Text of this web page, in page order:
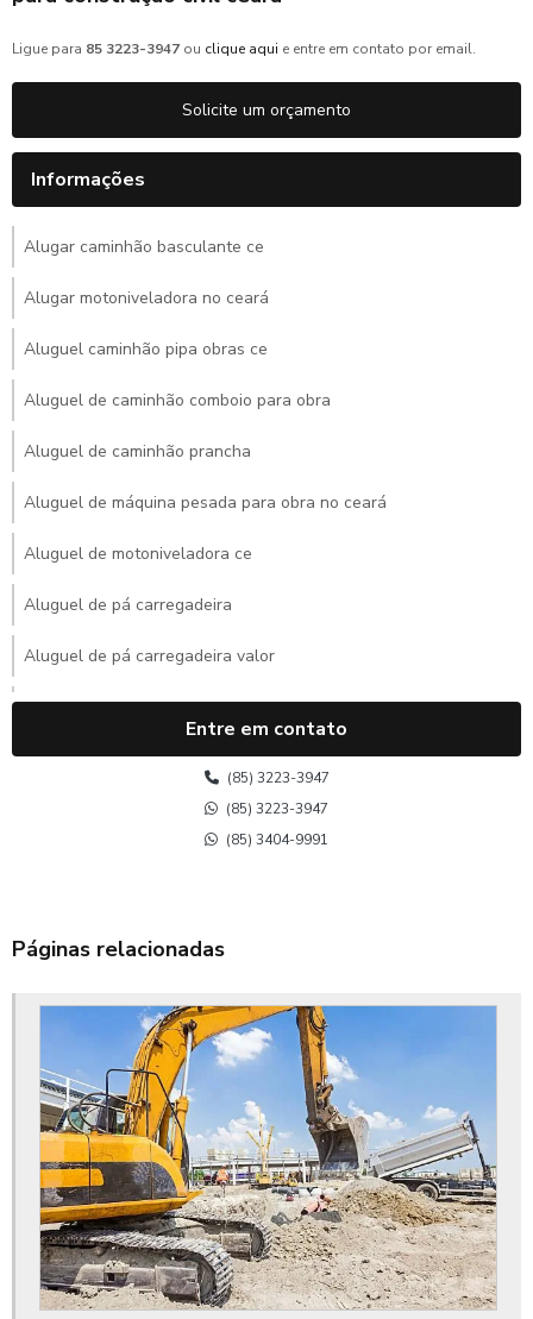
Ligue para 85 3223-3947 ou clique aqui e entre em contato por email.
Solicite um orçamento
Informações
Alugar caminhão basculante ce
Alugar motoniveladora no ceará
Aluguel caminhão pipa obras ce
Aluguel de caminhão comboio para obra
Aluguel de caminhão prancha
Aluguel de máquina pesada para obra no ceará
Aluguel de motoniveladora ce
Aluguel de pá carregadeira
Aluguel de pá carregadeira valor
Aluguel de retroescavadeira
Aluguel de retroescavadeira mensal
Aluguel de retroescavadeira mensal preço
Aluguel de trator de esteira no ceará
Aluguel escavadeira hidráulica no ceará
Cubação terraplanagem
Custo terraplanagem
Drenagem de águas pluviais
Drenagem de águas pluviais em terrenos
Drenagem de loteamento
Entre em contato
(85) 3223-3947
(85) 3223-3947
(85) 3404-9991
Páginas relacionadas